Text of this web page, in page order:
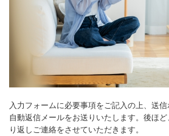
入力フォームに必要事項をご記入の上、送信
自動返信メールをお送りいたします。後ほ
り返しご連絡をさせていただきます。